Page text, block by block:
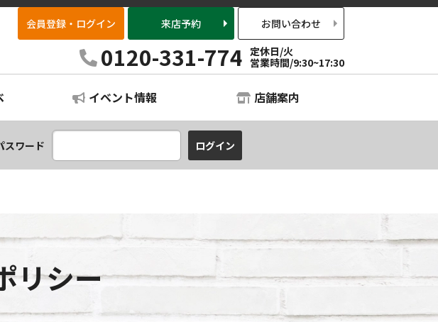
会員登録・ログイン 来店予約 お問い合わせ
0120-331-774 定休日/火
営業時間/9:30~17:30
イベント情報 店舗案内
スワード
リシー